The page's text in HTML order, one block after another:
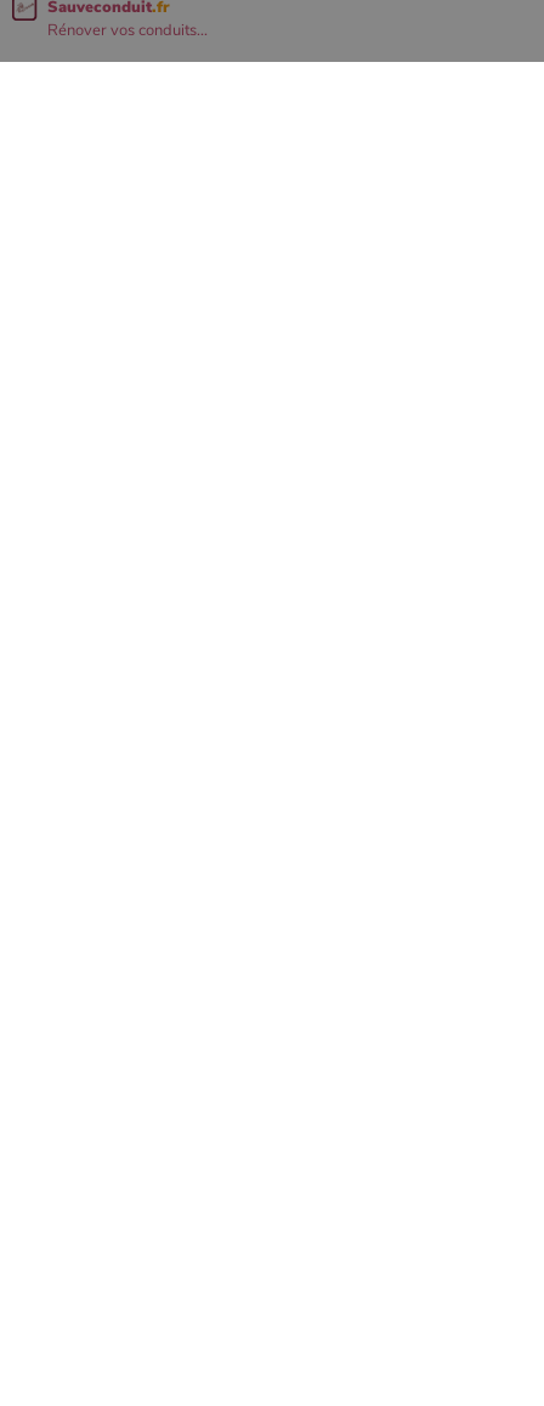
Sauveconduit.fr
Rénover vos conduits...